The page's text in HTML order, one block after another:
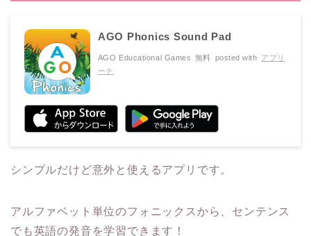
AGO Phonics Sound Pad
AGO Educational Games 無料 posted with アプリ
ーチ
シンプルだけど意外と使えるアプリです。
アルファベット単位のフォニックスから、センテンス
でも英語の発音を学習できます！